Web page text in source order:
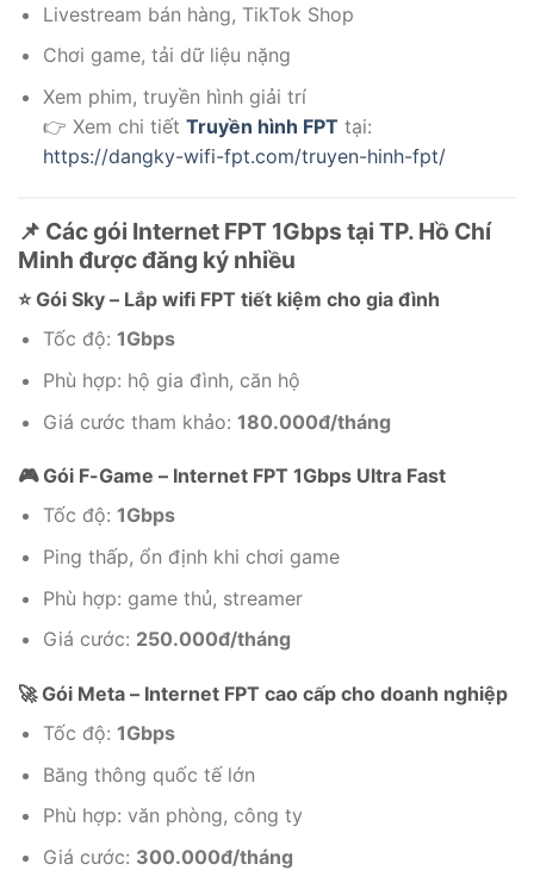
Livestream bán hàng, TikTok Shop
Chơi game, tải dữ liệu nặng
Xem phim, truyền hình giải trí
👉 Xem chi tiết Truyền hình FPT tại:
https://dangky-wifi-fpt.com/truyen-hinh-fpt/
📌 Các gói Internet FPT 1Gbps tại TP. Hồ Chí
Minh được đăng ký nhiều
⭐ Gói Sky – Lắp wifi FPT tiết kiệm cho gia đình
Tốc độ: 1Gbps
Phù hợp: hộ gia đình, căn hộ
Giá cước tham khảo: 180.000đ/tháng
🎮 Gói F-Game – Internet FPT 1Gbps Ultra Fast
Tốc độ: 1Gbps
Ping thấp, ổn định khi chơi game
Phù hợp: game thủ, streamer
Giá cước: 250.000đ/tháng
🚀 Gói Meta – Internet FPT cao cấp cho doanh nghiệp
Tốc độ: 1Gbps
Băng thông quốc tế lớn
Phù hợp: văn phòng, công ty
Giá cước: 300.000đ/tháng